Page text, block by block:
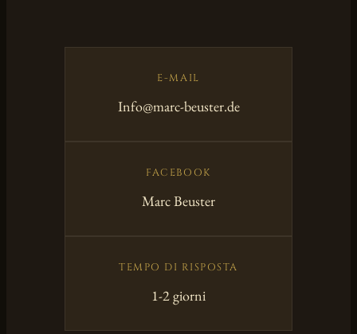
E-MAIL
Info@marc-beuster.de
FACEBOOK
Marc Beuster
TEMPO DI RISPOSTA
1-2 giorni